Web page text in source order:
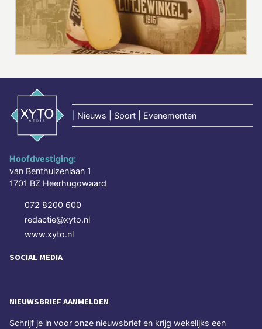
Nieuws | Sport | Evenementen
Hoofdvestiging:
van Benthuizenlaan 1
1701 BZ Heerhugowaard
072 8200 600
redactie@xyto.nl
www.xyto.nl
SOCIAL MEDIA
NIEUWSBRIEF AANMELDEN
Schrijf je in voor onze nieuwsbrief en krijg wekelijks een